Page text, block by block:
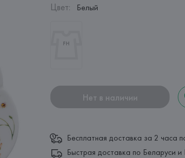
Цвет: Белый
Нет в наличии
Бесплатная доставка за 2 часа
Быстрая доставка по Беларуси и